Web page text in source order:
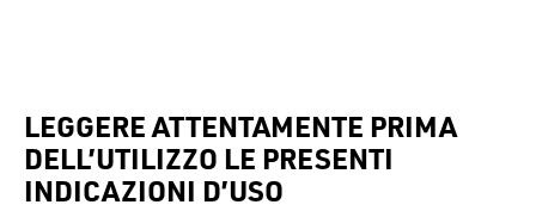
LEGGERE ATTENTAMENTE PRIMA
DELL’UTILIZZO LE PRESENTI
INDICAZIONI D’USO